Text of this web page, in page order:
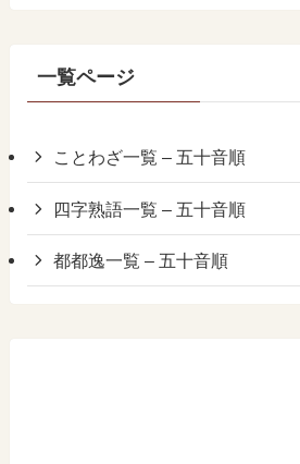
一覧ページ
ことわざ一覧 – 五十音順
四字熟語一覧 – 五十音順
都都逸一覧 – 五十音順